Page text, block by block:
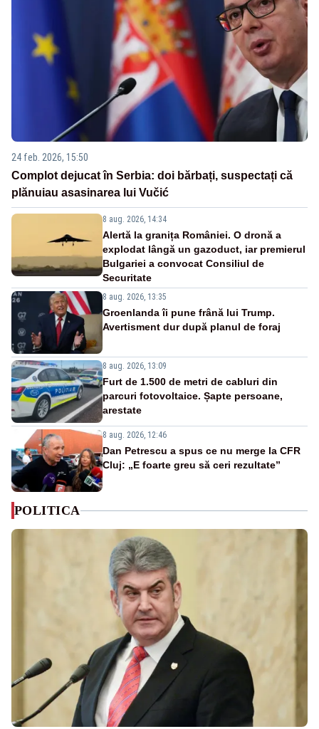
24 feb. 2026, 15:50
Complot dejucat în Serbia: doi bărbați, suspectați că
plănuiau asasinarea lui Vučić
8 aug. 2026, 14:34
Alertă la granița României. O dronă a
explodat lângă un gazoduct, iar premierul
Bulgariei a convocat Consiliul de
Securitate
8 aug. 2026, 13:35
Groenlanda îi pune frână lui Trump.
Avertisment dur după planul de foraj
8 aug. 2026, 13:09
Furt de 1.500 de metri de cabluri din
parcuri fotovoltaice. Șapte persoane,
arestate
8 aug. 2026, 12:46
Dan Petrescu a spus ce nu merge la CFR
Cluj: „E foarte greu să ceri rezultate”
POLITICA